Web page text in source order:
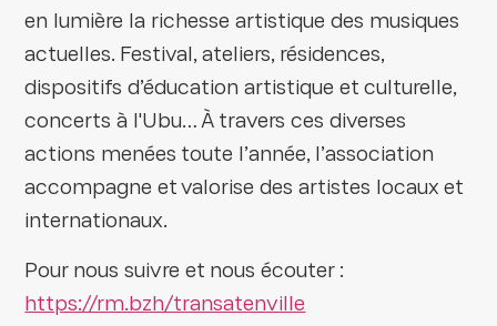
en lumière la richesse artistique des musiques
actuelles. Festival, ateliers, résidences,
dispositifs d’éducation artistique et culturelle,
concerts à l'Ubu… À travers ces diverses
actions menées toute l’année, l’association
accompagne et valorise des artistes locaux et
internationaux.
Pour nous suivre et nous écouter :
https://rm.bzh/transatenville